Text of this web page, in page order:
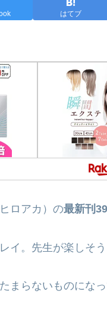
はてブ
ロアカ）の最新刊
イ。先生が楽しそ
まらないものになっ